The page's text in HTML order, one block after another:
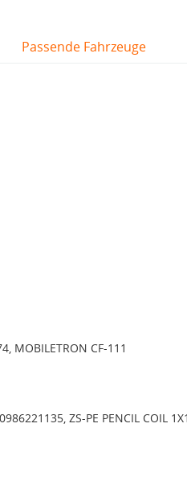
Passende Fahrzeuge
MOBILETRON CF-111
ZS-PE PENCIL COIL